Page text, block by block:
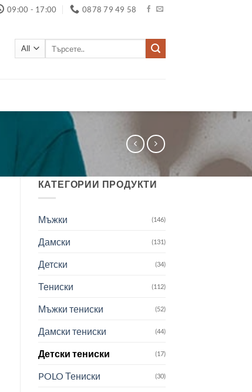
09:00 - 17:00 0878 79 49 58
КАТЕГОРИИ ПРОДУКТИ
Мъжки (146)
Дамски (131)
Детски (34)
Тениски (112)
Мъжки тениски (52)
Дамски тениски (44)
Детски тениски (17)
POLO Тениски (30)